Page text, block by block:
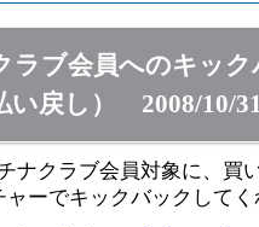
ラブ会員へのキッ
い戻し） 2008/10/
ナクラブ会員対象に、買
ャーでキックバックして